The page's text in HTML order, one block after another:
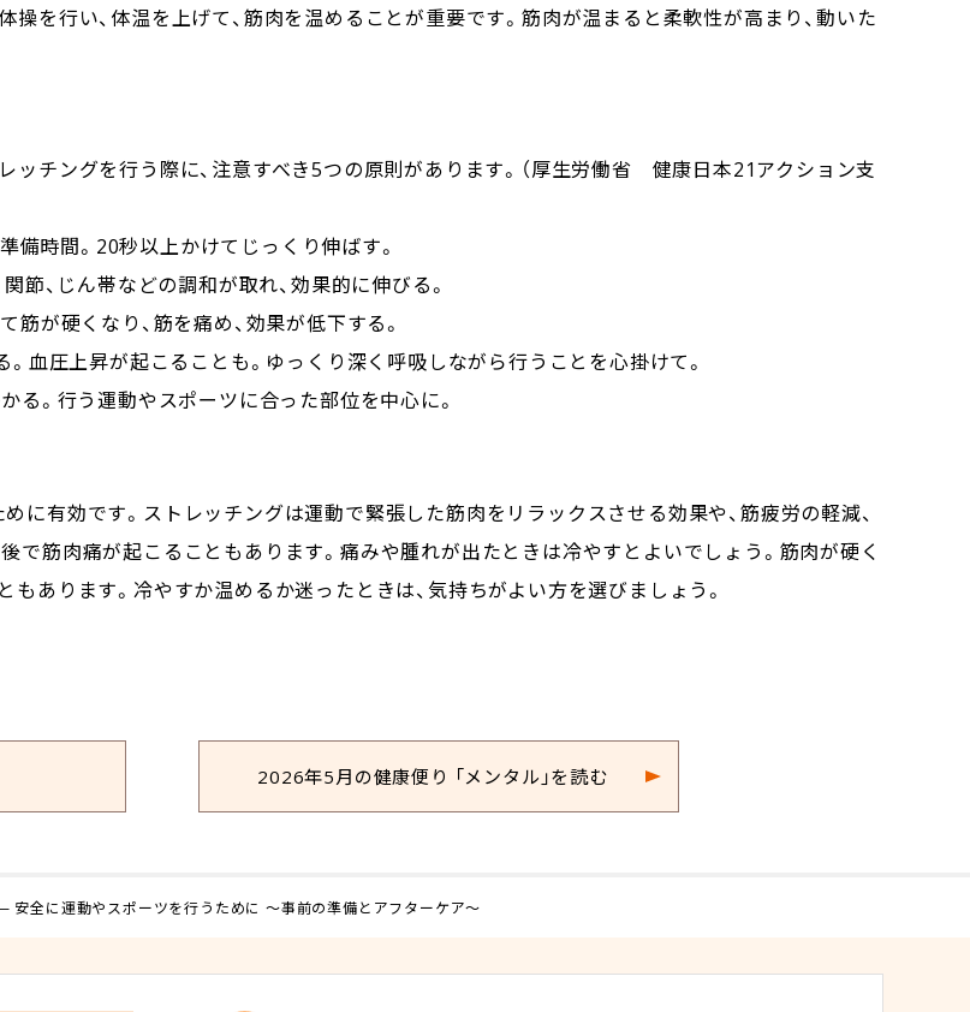
を行い、体温を上げて、筋肉を温めることが重要です。筋肉が温まると柔軟性が高まり、動いた
チングを行う際に、注意すべき5つの原則があります。（厚生労働省 健康日本21アクション支
時間。20秒以上かけてじっくり伸ばす。
節、じん帯などの調和が取れ、効果的に伸びる。
が硬くなり、筋を痛め、効果が低下する。
血圧上昇が起こることも。ゆっくり深く呼吸しながら行うことを心掛けて。
。行う運動やスポーツに合った部位を中心に。
有効です。ストレッチングは運動で緊張した筋肉をリラックスさせる効果や、筋疲労の軽減、
で筋肉痛が起こることもあります。痛みや腫れが出たときは冷やすとよいでしょう。筋肉が硬く
あります。冷やすか温めるか迷ったときは、気持ちがよい方を選びましょう。
2026年5月の健康便り 「メンタル」を読む
全に運動やスポーツを行うために ～事前の準備とアフターケア～